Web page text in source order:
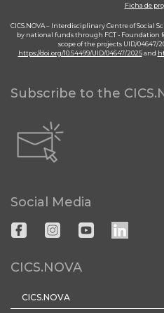
Ficha de
CICS.NOVA – Interdisciplinary Centre of Social
by national funds through FCT - Foundation
scope of the projects UID/04647/
https://doi.org/10.54499/UID/04647/2025and
Subscribe to the
Social Media
CICS.NOVA
CICS.NOVA